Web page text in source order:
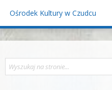
Ośrodek Kultury w Czudcu